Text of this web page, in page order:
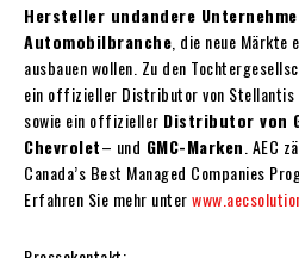
Hersteller undandere
Automobilbranche, die neue Märkte
ausbauen wollen. Zu den
ein offizieller Distributor von Stellantis
sowie ein offizieller Distributor von
Chevrolet– und GMC-Marken. AEC
Canada’s Best Managed Companies
Erfahren Sie mehr unter